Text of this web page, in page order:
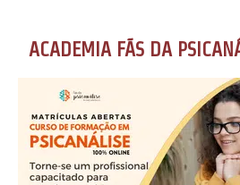
ACADEMIA FÃS DA